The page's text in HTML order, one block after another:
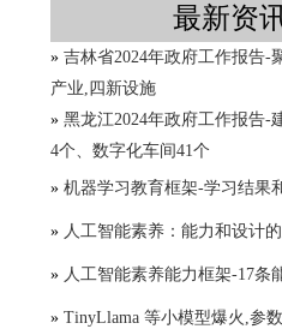
最新资
» 吉林省2024年政府工作报告-
产业,四新设施
» 黑龙江2024年政府工作报告-
4个、数字化车间41个
» 机器学习教育框架-学习结果
» 人工智能素养：能力和设计
» 人工智能素养能力框架-17条
» TinyLlama 等小模型爆火,参